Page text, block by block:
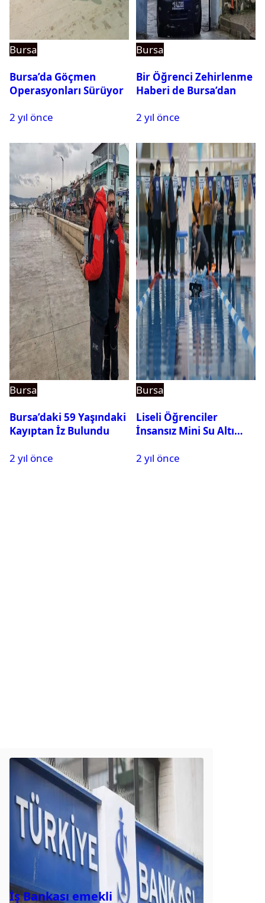
Bursa
Bursa’da Göçmen
Operasyonları Sürüyor
2 yıl önce
Bursa
Bir Öğrenci Zehirlenme
Haberi de Bursa’dan
2 yıl önce
Bursa
Bursa’daki 59 Yaşındaki
Kayıptan İz Bulundu
2 yıl önce
Bursa
Liseli Öğrenciler
İnsansız Mini Su Altı
2 yıl önce
İş Bankası emekli